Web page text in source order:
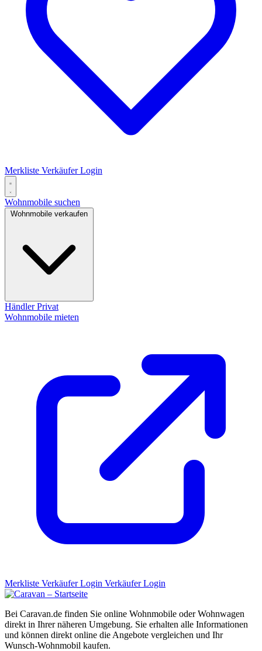
Merkliste Verkäufer Login
Wohnmobile suchen
Wohnmobile verkaufen
HändlerPrivat
Wohnmobile mieten
Merkliste Verkäufer Login Verkäufer Login
Bei Caravan.de finden Sie online Wohnmobile oder Wohnwagen
direkt in Ihrer näheren Umgebung. Sie erhalten alle Informationen
und können direkt online die Angebote vergleichen und Ihr
Wunsch-Wohnmobil kaufen.